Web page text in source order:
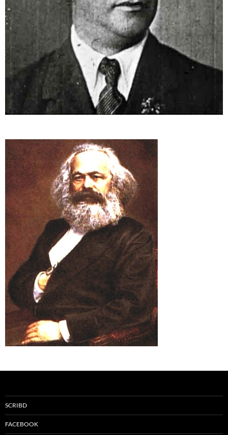
SCRIBD
FACEBOOK